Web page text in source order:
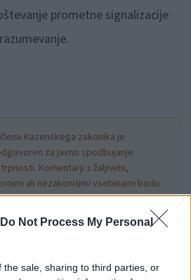
Do Not Process My Personal
the sale, sharing to third parties, or
prometne signalizacije
Kazenskega zakonika je
za javno spodbujanje
Komentarji z žaljivimi,
ali nezakonitimi vsebinami bodo
→